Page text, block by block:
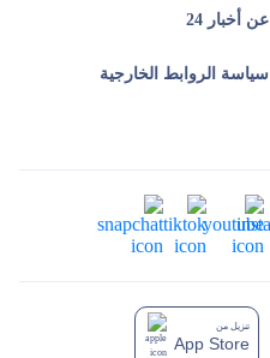
عن أخبار 24
سياسة الروابط الخارجية
تنزيل من
App Store